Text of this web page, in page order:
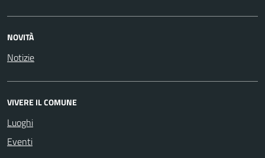
NOVITÀ
Notizie
VIVERE IL COMUNE
Luoghi
Eventi